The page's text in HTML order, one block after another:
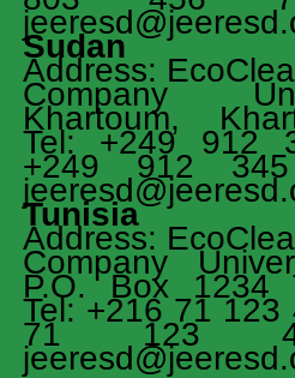
Sudan
Address:
Company
Khartoum,
Tel: +249 912
+249 912
Tunisia
Address:
Company
P.O. Box 1234
Tel: +216 71
71 123